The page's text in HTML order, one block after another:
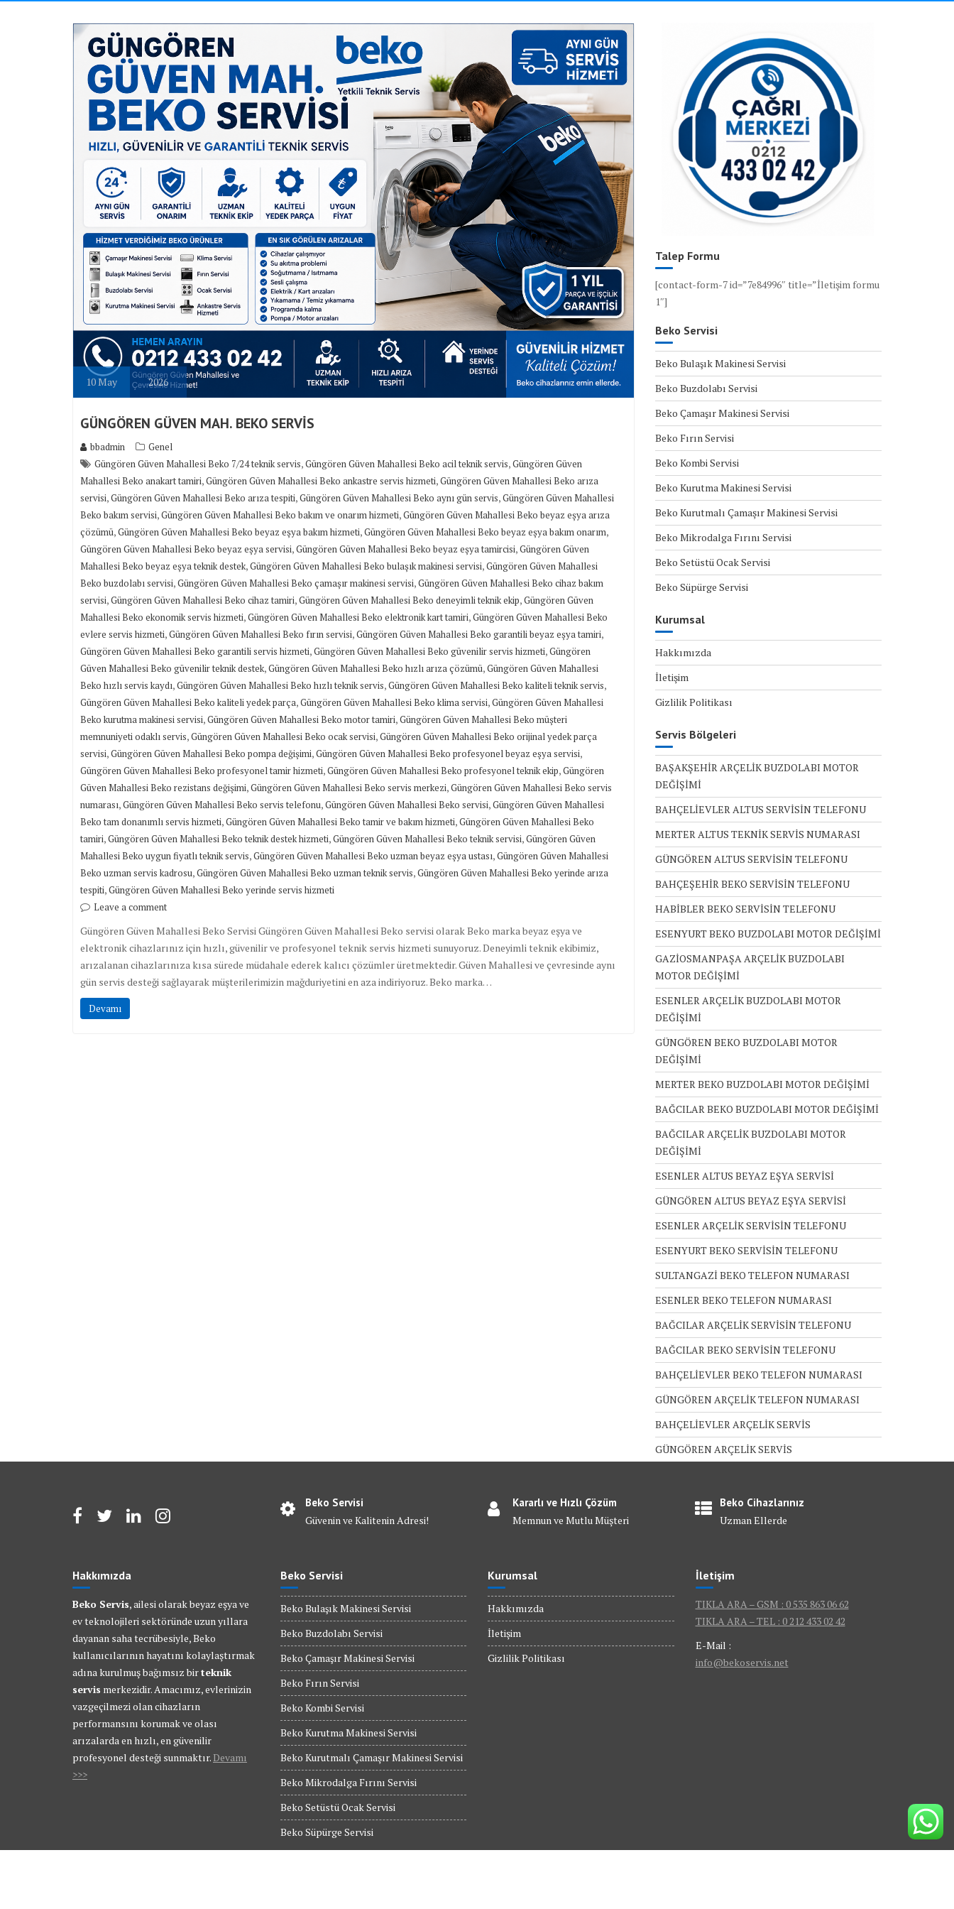
10May 2026
GÜNGÖREN GÜVEN MAH. BEKO SERVİS
bbadmin
Genel
Güngören Güven Mahallesi Beko 7/24 teknik servis,Güngören Güven Mahallesi Beko acil teknik servis,Güngören Güven
Mahallesi Beko anakart tamiri,Güngören Güven Mahallesi Beko ankastre servis hizmeti,Güngören Güven Mahallesi Beko arıza
servisi,Güngören Güven Mahallesi Beko arıza tespiti,Güngören Güven Mahallesi Beko aynı gün servis,Güngören Güven Mahallesi
Beko bakım servisi,Güngören Güven Mahallesi Beko bakım ve onarım hizmeti,Güngören Güven Mahallesi Beko beyaz eşya arıza
çözümü,Güngören Güven Mahallesi Beko beyaz eşya bakım hizmeti,Güngören Güven Mahallesi Beko beyaz eşya bakım onarım,
Güngören Güven Mahallesi Beko beyaz eşya servisi,Güngören Güven Mahallesi Beko beyaz eşya tamircisi,Güngören Güven
Mahallesi Beko beyaz eşya teknik destek,Güngören Güven Mahallesi Beko bulaşık makinesi servisi,Güngören Güven Mahallesi
Beko buzdolabı servisi,Güngören Güven Mahallesi Beko çamaşır makinesi servisi,Güngören Güven Mahallesi Beko cihaz bakım
servisi,Güngören Güven Mahallesi Beko cihaz tamiri,Güngören Güven Mahallesi Beko deneyimli teknik ekip,Güngören Güven
Mahallesi Beko ekonomik servis hizmeti,Güngören Güven Mahallesi Beko elektronik kart tamiri,Güngören Güven Mahallesi Beko
evlere servis hizmeti,Güngören Güven Mahallesi Beko fırın servisi,Güngören Güven Mahallesi Beko garantili beyaz eşya tamiri,
Güngören Güven Mahallesi Beko garantili servis hizmeti,Güngören Güven Mahallesi Beko güvenilir servis hizmeti,Güngören
Güven Mahallesi Beko güvenilir teknik destek,Güngören Güven Mahallesi Beko hızlı arıza çözümü,Güngören Güven Mahallesi
Beko hızlı servis kaydı,Güngören Güven Mahallesi Beko hızlı teknik servis,Güngören Güven Mahallesi Beko kaliteli teknik servis,
Güngören Güven Mahallesi Beko kaliteli yedek parça,Güngören Güven Mahallesi Beko klima servisi,Güngören Güven Mahallesi
Beko kurutma makinesi servisi,Güngören Güven Mahallesi Beko motor tamiri,Güngören Güven Mahallesi Beko müşteri
memnuniyeti odaklı servis,Güngören Güven Mahallesi Beko ocak servisi,Güngören Güven Mahallesi Beko orijinal yedek parça
servisi,Güngören Güven Mahallesi Beko pompa değişimi,Güngören Güven Mahallesi Beko profesyonel beyaz eşya servisi,
Güngören Güven Mahallesi Beko profesyonel tamir hizmeti,Güngören Güven Mahallesi Beko profesyonel teknik ekip,Güngören
Güven Mahallesi Beko rezistans değişimi,Güngören Güven Mahallesi Beko servis merkezi,Güngören Güven Mahallesi Beko servis
numarası,Güngören Güven Mahallesi Beko servis telefonu,Güngören Güven Mahallesi Beko servisi,Güngören Güven Mahallesi
Beko tam donanımlı servis hizmeti,Güngören Güven Mahallesi Beko tamir ve bakım hizmeti,Güngören Güven Mahallesi Beko
tamiri,Güngören Güven Mahallesi Beko teknik destek hizmeti,Güngören Güven Mahallesi Beko teknik servisi,Güngören Güven
Mahallesi Beko uygun fiyatlı teknik servis,Güngören Güven Mahallesi Beko uzman beyaz eşya ustası,Güngören Güven Mahallesi
Beko uzman servis kadrosu,Güngören Güven Mahallesi Beko uzman teknik servis,Güngören Güven Mahallesi Beko yerinde arıza
tespiti,Güngören Güven Mahallesi Beko yerinde servis hizmeti
Leave a comment
Güngören Güven Mahallesi Beko Servisi Güngören Güven Mahallesi Beko servisi olarak Beko marka beyaz eşya ve
elektronik cihazlarınız için hızlı, güvenilir ve profesyonel teknik servis hizmeti sunuyoruz. Deneyimli teknik ekibimiz,
arızalanan cihazlarınıza kısa sürede müdahale ederek kalıcı çözümler üretmektedir. Güven Mahallesi ve çevresinde aynı
gün servis desteği sağlayarak müşterilerimizin mağduriyetini en aza indiriyoruz. Beko marka…
Devamı
Talep Formu
[contact-form-7 id=”7e84996″ title=”İletişim formu
1″]
Beko Servisi
Beko Bulaşık Makinesi Servisi
Beko Buzdolabı Servisi
Beko Çamaşır Makinesi Servisi
Beko Fırın Servisi
Beko Kombi Servisi
Beko Kurutma Makinesi Servisi
Beko Kurutmalı Çamaşır Makinesi Servisi
Beko Mikrodalga Fırını Servisi
Beko Setüstü Ocak Servisi
Beko Süpürge Servisi
Kurumsal
Hakkımızda
İletişim
Gizlilik Politikası
Servis Bölgeleri
BAŞAKŞEHİR ARÇELİK BUZDOLABI MOTOR
DEĞİŞİMİ
BAHÇELİEVLER ALTUS SERVİSİN TELEFONU
MERTER ALTUS TEKNİK SERVİS NUMARASI
GÜNGÖREN ALTUS SERVİSİN TELEFONU
BAHÇEŞEHİR BEKO SERVİSİN TELEFONU
HABİBLER BEKO SERVİSİN TELEFONU
ESENYURT BEKO BUZDOLABI MOTOR DEĞİŞİMİ
GAZİOSMANPAŞA ARÇELİK BUZDOLABI
MOTOR DEĞİŞİMİ
ESENLER ARÇELİK BUZDOLABI MOTOR
DEĞİŞİMİ
GÜNGÖREN BEKO BUZDOLABI MOTOR
DEĞİŞİMİ
MERTER BEKO BUZDOLABI MOTOR DEĞİŞİMİ
BAĞCILAR BEKO BUZDOLABI MOTOR DEĞİŞİMİ
BAĞCILAR ARÇELİK BUZDOLABI MOTOR
DEĞİŞİMİ
ESENLER ALTUS BEYAZ EŞYA SERVİSİ
GÜNGÖREN ALTUS BEYAZ EŞYA SERVİSİ
ESENLER ARÇELİK SERVİSİN TELEFONU
ESENYURT BEKO SERVİSİN TELEFONU
SULTANGAZİ BEKO TELEFON NUMARASI
ESENLER BEKO TELEFON NUMARASI
BAĞCILAR ARÇELİK SERVİSİN TELEFONU
BAĞCILAR BEKO SERVİSİN TELEFONU
BAHÇELİEVLER BEKO TELEFON NUMARASI
GÜNGÖREN ARÇELİK TELEFON NUMARASI
BAHÇELİEVLER ARÇELİK SERVİS
GÜNGÖREN ARÇELİK SERVİS
Beko Servisi
Güvenin ve Kalitenin Adresi!
Kararlı ve Hızlı Çözüm
Memnun ve Mutlu Müşteri
Beko Cihazlarınız
Uzman Ellerde
Hakkımızda
Beko Servis, ailesi olarak beyaz eşya ve
ev teknolojileri sektöründe uzun yıllara
dayanan saha tecrübesiyle, Beko
kullanıcılarının hayatını kolaylaştırmak
adına kurulmuş bağımsız birteknik
servis merkezidir. Amacımız, evlerinizin
vazgeçilmezi olan cihazların
performansını korumak ve olası
arızalarda en hızlı, en güvenilir
profesyonel desteği sunmaktır. Devamı
>>>
Beko Servisi
Beko Bulaşık Makinesi Servisi
Beko Buzdolabı Servisi
Beko Çamaşır Makinesi Servisi
Beko Fırın Servisi
Beko Kombi Servisi
Beko Kurutma Makinesi Servisi
Beko Kurutmalı Çamaşır Makinesi Servisi
Beko Mikrodalga Fırını Servisi
Beko Setüstü Ocak Servisi
Beko Süpürge Servisi
Kurumsal
Hakkımızda
İletişim
Gizlilik Politikası
İletişim
TIKLA ARA – GSM : 0 535 863 06 62
TIKLA ARA – TEL : 0 212 433 02 42
E-Mail :
info@bekoservis.net